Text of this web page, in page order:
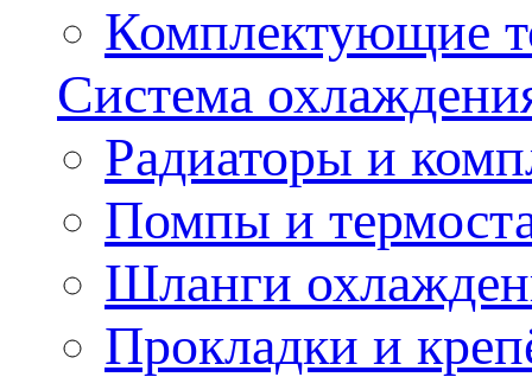
Комплектующие
Система
Радиаторы и
Помпы и
Шланги
Прокладки и